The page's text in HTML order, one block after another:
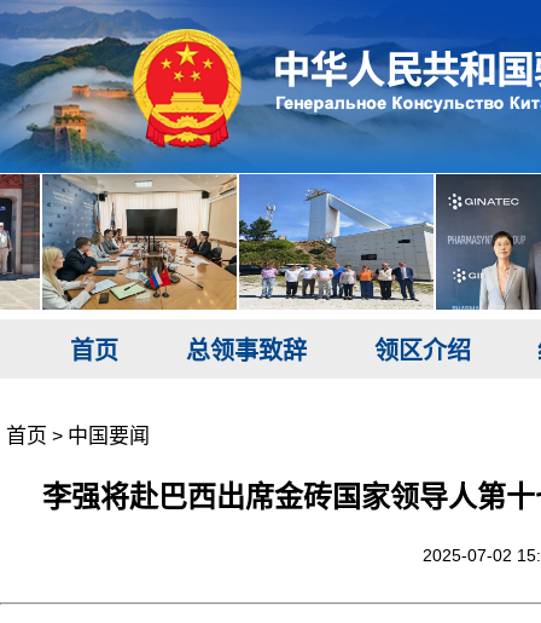
首页 总领事致辞 领区介绍
首页 > 中国要闻
李强将赴巴西出席金砖国家领导人第
2025-07-02